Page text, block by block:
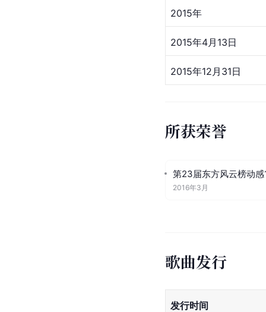
2015年
2015年4月13日
2015年12月31日
所获荣誉
第23届东方风云榜动
2016年3月
歌曲发行
发行时间